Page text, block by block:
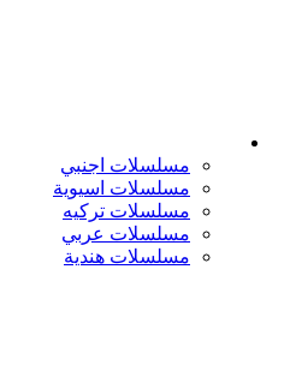
مسلسلات اجنبي
مسلسلات اسيوية
مسلسلات تركيه
مسلسلات عربي
مسلسلات هندية